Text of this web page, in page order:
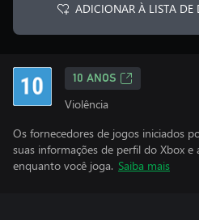
ADICIONAR À LISTA DE
10 ANOS
Violência
Os fornecedores de jogos iniciados
suas informações de perfil do Xbox e
enquanto você joga. Saiba mais